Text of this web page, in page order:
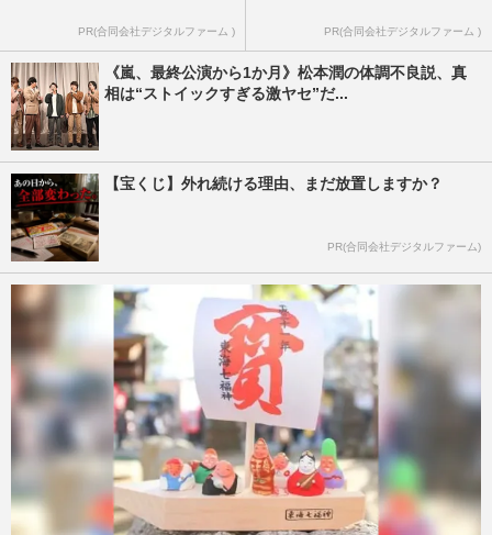
PR(合同会社デジタルファーム ) PR(合同会社デジタルファーム )
《嵐、最終公演から1か月》松本潤の体調不良説、真
相は“ストイックすぎる激ヤセ”だ...
【宝くじ】外れ続ける理由、まだ放置しますか？
PR(合同会社デジタルファーム)